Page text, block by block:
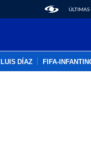
ÚLTIMAS
LUIS DÍAZ FIFA-